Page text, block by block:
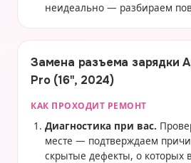
неидеально — разбираем
Замена разъема зарядки
Pro (16", 2024)
КАК ПРОХОДИТ РЕМОНТ
Диагностика при вас.
месте — подтверждаем
скрытые дефекты, о которых